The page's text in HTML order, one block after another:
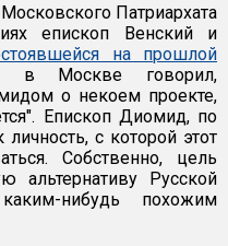
Патриархата
епископ Венский и
на прошлой
в Москве говорил,
о некоем проекте,
Епископ Диомид, по
с которой этот
Собственно, цель
альтернативу Русской
нибудь похожим